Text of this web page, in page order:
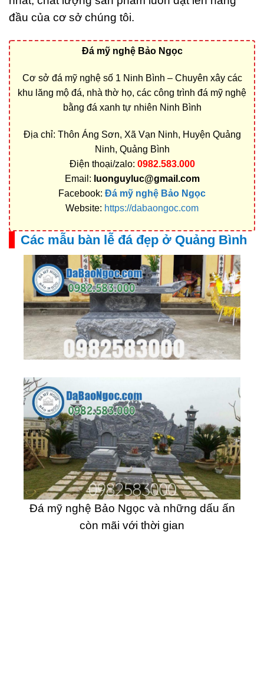
đầu của cơ sở chúng tôi.
Đá mỹ nghệ Bảo Ngọc
Cơ sở đá mỹ nghệ số 1 Ninh Bình – Chuyên xây các
khu lăng mộ đá, nhà thờ họ, các công trình đá mỹ nghệ
bằng đá xanh tự nhiên Ninh Bình
Địa chỉ: Thôn Áng Sơn, Xã Vạn Ninh, Huyện Quảng
Ninh, Quảng Bình
Điện thoại/zalo: 0982.583.000
Email: luonguyluc@gmail.com
Facebook: Đá mỹ nghệ Bảo Ngọc
Website: https://dabaongoc.com
Các mẫu bàn lễ đá đẹp ở Quảng Bình
Đá mỹ nghệ Bảo Ngọc và những dấu ấn
còn mãi với thời gian